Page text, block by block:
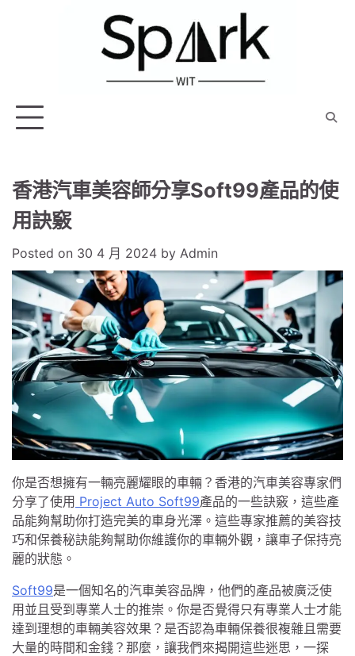
香港汽車美容師分享Soft99產品的使
用訣竅
Posted on 30 4 月 2024 by Admin
你是否想擁有一輛亮麗耀眼的車輛？香港的汽車美容專家們
分享了使用 Project Auto Soft99產品的一些訣竅，這些產
品能夠幫助你打造完美的車身光澤。這些專家推薦的美容技
巧和保養秘訣能夠幫助你維護你的車輛外觀，讓車子保持亮
麗的狀態。
Soft99是一個知名的汽車美容品牌，他們的產品被廣泛使
用並且受到專業人士的推崇。你是否覺得只有專業人士才能
達到理想的車輛美容效果？是否認為車輛保養很複雜且需要
大量的時間和金錢？那麼，讓我們來揭開這些迷思，一探